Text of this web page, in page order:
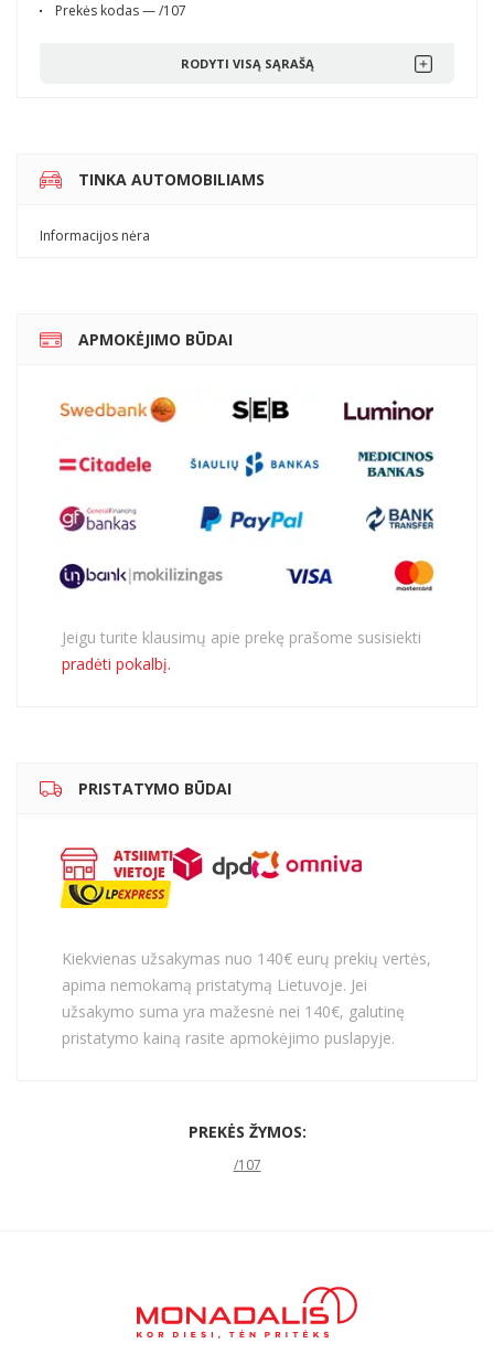
Prekės kodas — /107
RODYTI VISĄ SĄRAŠĄ
TINKA AUTOMOBILIAMS
Informacijos nėra
APMOKĖJIMO BŪDAI
Jeigu turite klausimų apie prekę prašome susisiekti
pradėti pokalbį.
PRISTATYMO BŪDAI
Kiekvienas užsakymas nuo 140€ eurų prekių vertės,
apima nemokamą pristatymą Lietuvoje. Jei
užsakymo suma yra mažesnė nei 140€, galutinę
pristatymo kainą rasite apmokėjimo puslapyje.
PREKĖS ŽYMOS:
/107